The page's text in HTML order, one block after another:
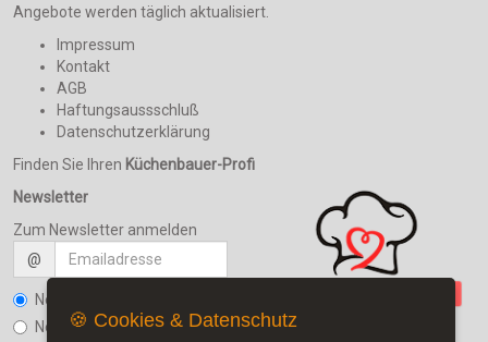
Angebote werden täglich aktualisiert.
Impressum
Kontakt
AGB
Haftungsaussschluß
Datenschutzerklärung
Finden Sie Ihren Küchenbauer-Profi
Newsletter
Zum Newsletter anmelden
@
Newsletter bestellen
Newsletter kündigen
🍪 Cookies & Datenschutz